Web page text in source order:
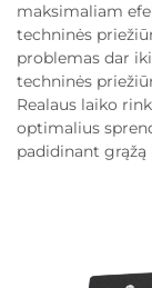
maksimaliam
techninės
problemas dar
techninės
Realaus laiko
optimalius
padidinant